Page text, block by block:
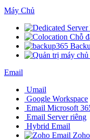
Máy Chủ
Chỗ
Email
Umail
Google Workspace
Email Microsoft
Email Server riêng
Hybrid Email